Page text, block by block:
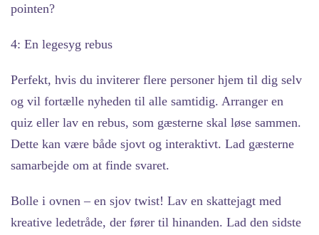
pointen?
4: En legesyg rebus
Perfekt, hvis du inviterer flere personer hjem til dig selv
og vil fortælle nyheden til alle samtidig. Arranger en
quiz eller lav en rebus, som gæsterne skal løse sammen.
Dette kan være både sjovt og interaktivt. Lad gæsterne
samarbejde om at finde svaret.
Bolle i ovnen – en sjov twist! Lav en skattejagt med
kreative ledetråde, der fører til hinanden. Lad den sidste